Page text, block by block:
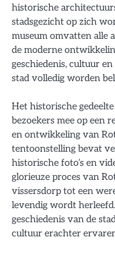
historische
stadsgezicht op zich
museum omvatten alle
de moderne
geschiedenis, cultuur
stad volledig worden
Het historische
bezoekers mee op een
en ontwikkeling van
tentoonstelling bevat
historische foto’s en
glorieuze proces van
vissersdorp tot een
levendig wordt
geschiedenis van de
cultuur erachter